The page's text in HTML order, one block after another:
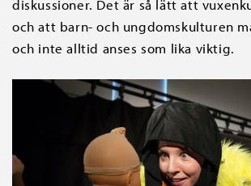
diskussioner. Det är så lätt att
och att barn- och ungdomskulturen
och inte alltid anses som lika viktig.